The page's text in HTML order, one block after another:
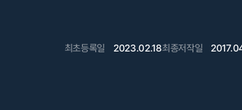
최초등록일 2023.02.18최종저작일